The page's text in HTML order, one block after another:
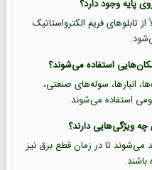
تابلوهای فریم الکترواستاتیک
انبارها، سوله‌های صنعتی،
استفاده می‌شوند.
می‌شوند تا در زمان قطع برق نیز